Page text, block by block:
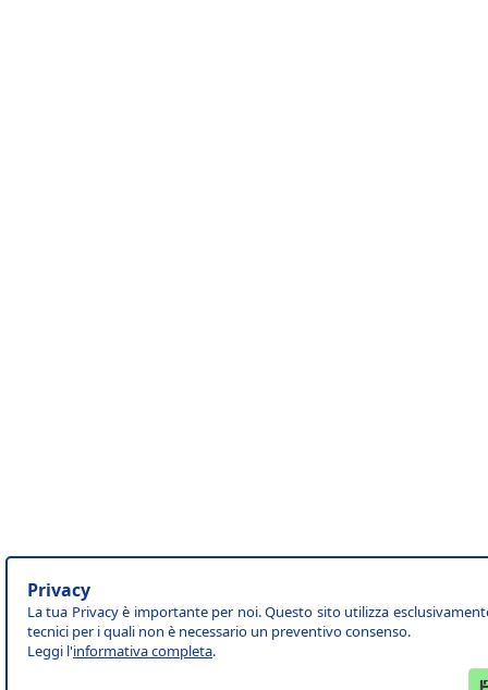
Privacy
La tua Privacy è importante per noi. Questo sito utilizza
tecnici per i quali non è necessario un preventivo consenso.
Leggi l'informativa completa.